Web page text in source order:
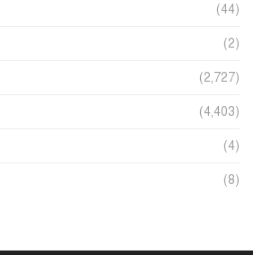
(44)
(2)
(2,727)
(4,403)
(4)
(8)